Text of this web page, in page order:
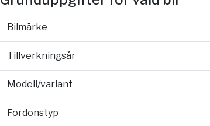
Bilmärke
Tillverkningsår
Modell/variant
Fordonstyp